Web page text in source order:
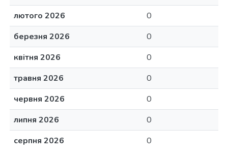
лютого 2026
0
березня 2026
0
квітня 2026
0
травня 2026
0
червня 2026
0
липня 2026
0
серпня 2026
0